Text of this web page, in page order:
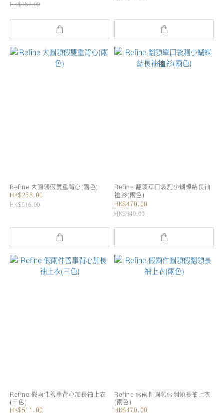
HK$787.00
Refine 大圓領假雙重背心(兩色)
HK$258.00
HK$516.00
Refine 翻領單口袋測小蝴蝶結長袖
裇衫(兩色)
HK$470.00
HK$940.00
Refine 假兩件善事背心加長袖上衣
(三色)
HK$511.00
Refine 假兩件圓領假翻領長袖上衣
(兩色)
HK$470.00